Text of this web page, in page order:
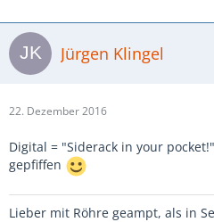
Jürgen Klingel
22. Dezember 2016
Digital = "Siderack in your
gepfiffen
Lieber mit Röhre geampt, als in